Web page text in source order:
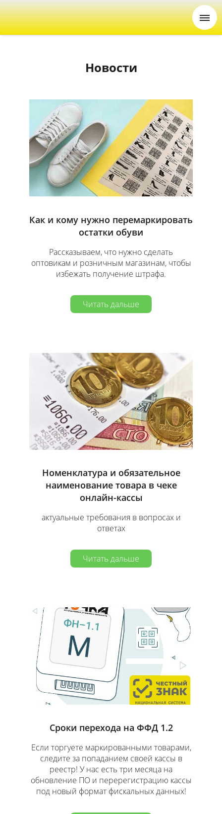
Новости
Как и кому нужно перемаркировать
остатки обуви
Рассказываем, что нужно сделать
оптовикам и розничным магазинам, чтобы
избежать получение штрафа.
Читать дальше
Номенклатура и обязательное
наименование товара в чеке
онлайн-кассы
актуальные требования в вопросах и
ответах
Читать дальше
Сроки перехода на ФФД 1.2
Если торгуете маркированными товарами,
следите за попаданием своей кассы в
реестр! У нас есть три месяца на
обновление ПО и перерегистрацию кассы
под новый формат фискальных данных!